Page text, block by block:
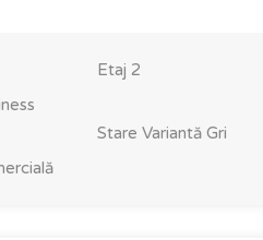
Etaj 2
StareVariantă Gri